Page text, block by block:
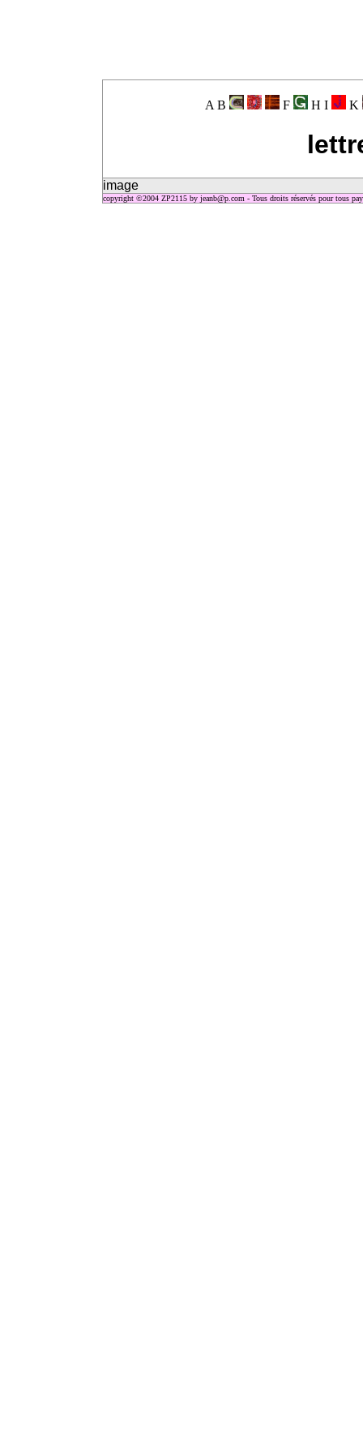
A B F H I K
image
copyright ©2004 ZP2115 by jeanb@p.com - Tous droits réservés pour tous